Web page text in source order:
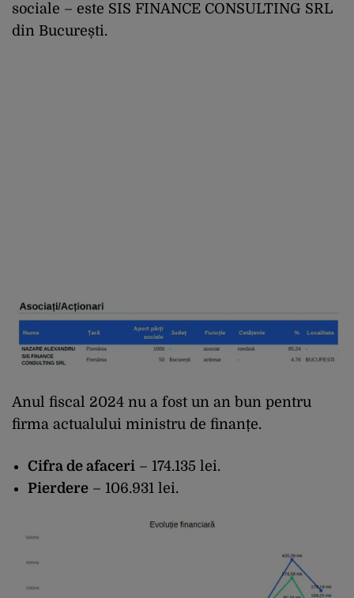
sociale – este SIS FINANCE CONSULTING SRL
din București.
Anul fiscal 2024 nu a fost un an bun pentru
firma actualului ministru de finanțe.
Cifra de afaceri – 174.135 lei.
Pierdere – 106.931 lei.